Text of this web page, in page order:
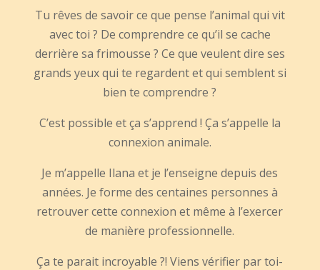
Tu rêves de savoir ce que pense l’animal qui vit
avec toi ? De comprendre ce qu’il se cache
derrière sa frimousse ? Ce que veulent dire ses
grands yeux qui te regardent et qui semblent si
bien te comprendre ?
C’est possible et ça s’apprend ! Ça s’appelle la
connexion animale.
Je m’appelle Ilana et je l’enseigne depuis des
années. Je forme des centaines personnes à
retrouver cette connexion et même à l’exercer
de manière professionnelle.
Ça te parait incroyable ?! Viens vérifier par toi-